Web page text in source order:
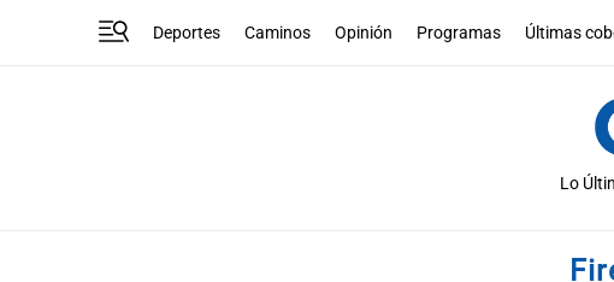
Deportes Caminos Opinión Programas Últimas
Lo